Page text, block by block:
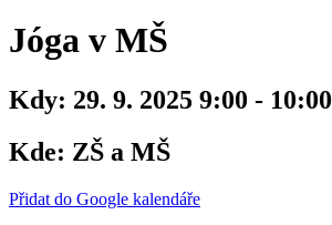
Jóga v MŠ
Kdy: 29. 9. 2025 9:00 - 10:00
Kde: ZŠ a MŠ
Přidat do Google kalendáře